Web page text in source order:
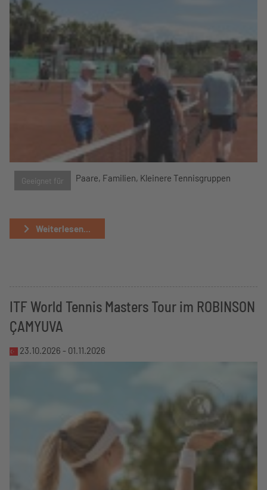
Geeignet für Paare, Familien, Kleinere Tennisgruppen
Weiterlesen...
ITF World Tennis Masters Tour im ROBINSON
ÇAMYUVA
23.10.2026 - 01.11.2026